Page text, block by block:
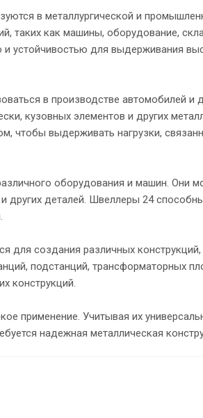
в металлургической и
таких как машины, оборудование,
устойчивостью для выдерживания
в производстве автомобилей и
кузовных элементов и других
чтобы выдерживать нагрузки,
оборудования и машин. Они
других деталей. Швеллеры 24
для создания различных
подстанций, трансформаторных
конструкций.
применение. Учитывая их
надежная металлическая